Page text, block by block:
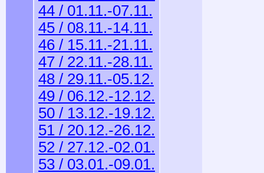
44 / 01.11.-07.11.
45 / 08.11.-14.11.
46 / 15.11.-21.11.
47 / 22.11.-28.11.
48 / 29.11.-05.12.
49 / 06.12.-12.12.
50 / 13.12.-19.12.
51 / 20.12.-26.12.
52 / 27.12.-02.01.
53 / 03.01.-09.01.